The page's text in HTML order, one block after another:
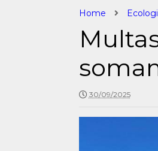
Home
30/09/2025